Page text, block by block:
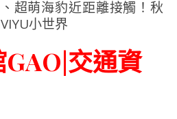
交通資